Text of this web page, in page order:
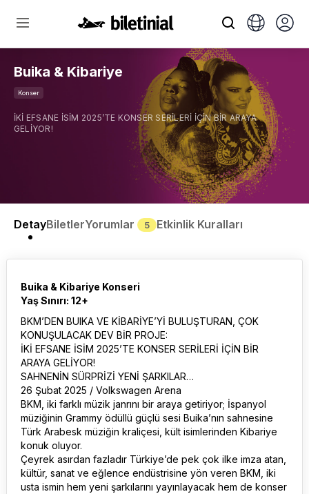
Buika & Kibariye
Konser
İKİ EFSANE İSİM 2025’TE KONSER SERİLERİ İÇİN BİR ARAYA
GELİYOR!
DetayBiletlerYorumlar 5 Etkinlik Kuralları
Buika & Kibariye Konseri
Yaş Sınırı: 12+
BKM’DEN BUIKA VE KİBARİYE’Yİ BULUŞTURAN, ÇOK
KONUŞULACAK DEV BİR PROJE:
İKİ EFSANE İSİM 2025’TE KONSER SERİLERİ İÇİN BİR
ARAYA GELİYOR!
SAHNENİN SÜRPRİZİ YENİ ŞARKILAR…
26 Şubat 2025 / Volkswagen Arena
BKM, iki farklı müzik janrını bir araya getiriyor; İspanyol
müziğinin Grammy ödüllü güçlü sesi Buika’nın sahnesine
Türk Arabesk müziğin kraliçesi, kült isimlerinden Kibariye
konuk oluyor.
Çeyrek asırdan fazladır Türkiye’de pek çok ilke imza atan,
kültür, sanat ve eğlence endüstrisine yön veren BKM, iki
usta ismin hem yeni şarkılarını yayınlayacak hem de konser